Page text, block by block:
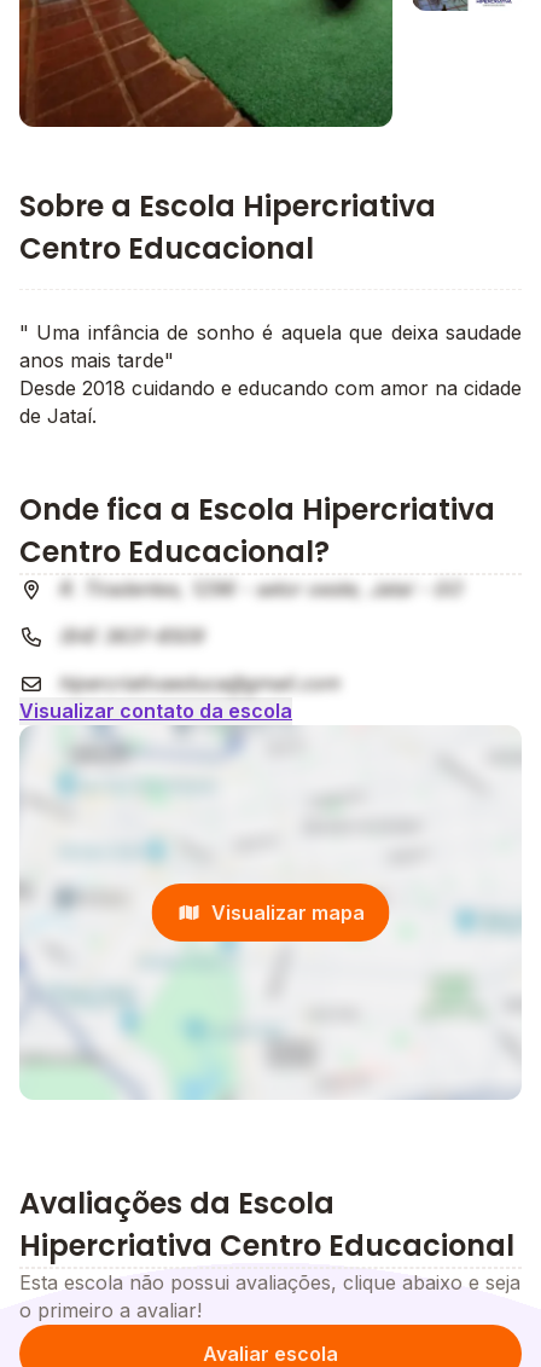
Sobre a Escola Hipercriativa
Centro Educacional
" Uma infância de sonho é aquela que deixa saudade
anos mais tarde"
Desde 2018 cuidando e educando com amor na cidade
de Jataí.
Onde fica a Escola Hipercriativa
Centro Educacional?
R. Tiradentes, 1296 - setor oeste, Jataí - GO
(64) 3631-8509
hipercriativaeduca@gmail.com
Visualizar contato da escola
Visualizar mapa
Avaliações da Escola
Hipercriativa Centro Educacional
Esta escola não possui avaliações, clique abaixo e seja
o primeiro a avaliar!
Avaliar escola